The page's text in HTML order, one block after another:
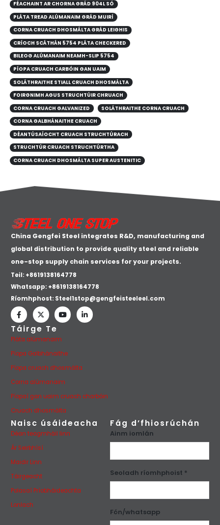
FÉACHAINT AR CHORNA GRÁD 904L SÓ
PLÁTA TREAD ALÚMANAIM GRÁD MUIRÍ
CORNA CRUACH DHOSMÁLTA GRÁD LEIGHIS
CRÍOCH SCÁTHÁN 5754 PLÁTA CHECKERED
BILEOG ALÚMANAIM NEAMH-SLIP 5754
PÍOPA CRUACH CARBÓIN GAN UAIM
SOLÁTHRAITHE STIALL CRUACH DHOSMÁLTA
FOIRGNIMH AGUS STRUCHTÚIR CHRUACH
CORNA CRUACH GALVANIZED
SOLÁTHRAITHE CORNA CRUACH
CORNA GALBHÁNAITHE CRUACH
DÉANTÚSAÍOCHT CRUACH STRUCHTÚRACH
STRUCHTÚR CRUACH STRUCHTÚRTHA
CORNA CRUACH DHOSMÁLTA SUPER AUSTENITIC
China Gengfei Steel integrates R&D, manufacturing and
global distribution to provide quality steel and reliable
one-stop supply chain services for your projects.
Teil: +8619138164778
Whatsapp: +8619138164778
Ríomhphost: Steel1stop@gengfeisteeleel.com
Táirge Te
Pláta alúmanaim
Píopa Galbhánaithe
Píopa cruach dhosmálta
Corna alúmanaim
Píopaí gan uaim cruach charbóin
Cruach dhosmálta
Naisc úsáideacha
Déan teagmháil linn
Ár Seirbhísí
Maidir Linn
Táirgeacht
Polasaí Príobháideachta
Lonlach
Fág d’fhiosrúchán
Ainm iomlán
Seoladh ríomhphoist *
Fón/whatsapp